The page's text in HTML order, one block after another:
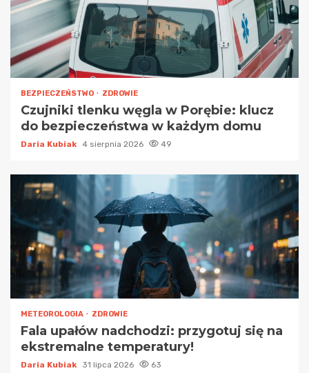
BEZPIECZEŃSTWO ZDROWIE
Czujniki tlenku węgla w Porębie: klucz
do bezpieczeństwa w każdym domu
Daria Kubiak 4 sierpnia 2026 49
METEOROLOGIA ZDROWIE
Fala upałów nadchodzi: przygotuj się na
ekstremalne temperatury!
Daria Kubiak 31 lipca 2026 63